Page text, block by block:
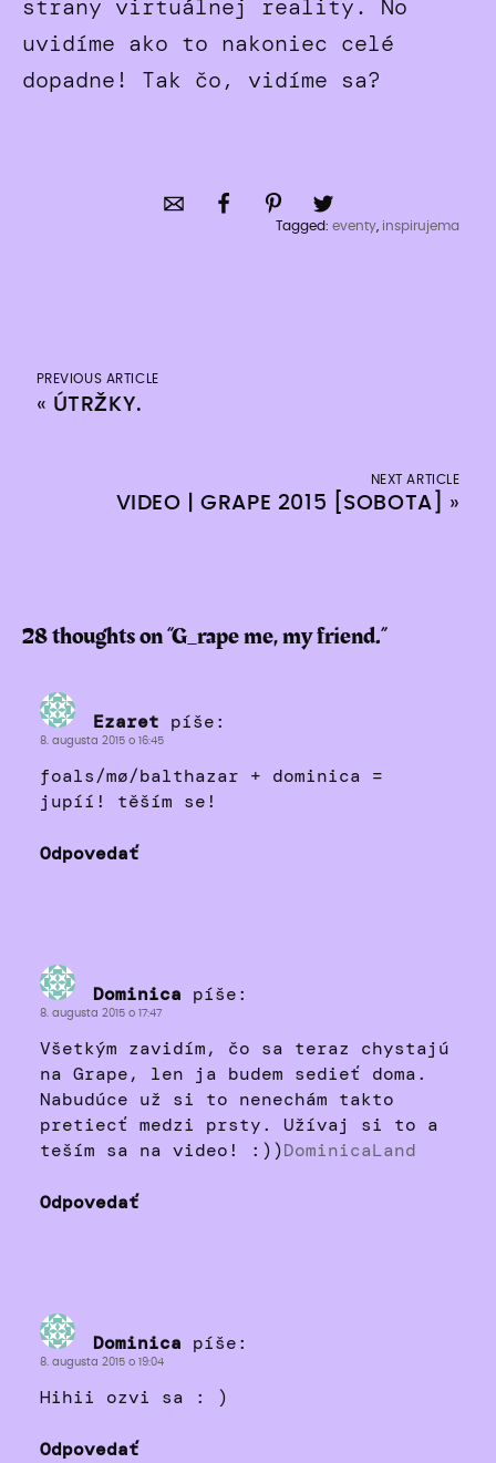
strany virtuálnej reality. No
uvidíme ako to nakoniec celé
dopadne! Tak čo, vidíme sa?
Tagged:eventy inspirujema
PREVIOUS ARTICLE
« ÚTRŽKY.
NEXT ARTICLE
VIDEO | GRAPE 2015 [SOBOTA] »
28 thoughts on “G_rape me, my friend.”
Ezaret píše:
8. augusta 2015 o 16:45
foals/mø/balthazar + dominica =
jupíí! těším se!
Odpovedať
Dominica píše:
8. augusta 2015 o 17:47
Všetkým zavidím, čo sa teraz chystajú
na Grape, len ja budem sedieť doma.
Nabudúce už si to nenechám takto
pretiecť medzi prsty. Užívaj si to a
teším sa na video! :))DominicaLand
Odpovedať
Dominica píše:
8. augusta 2015 o 19:04
Hihii ozvi sa : )
Odpovedať